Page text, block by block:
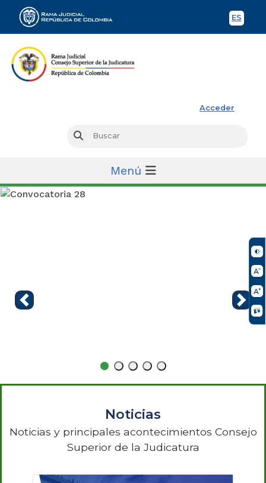
ES
Acceder
Buscar
Menú
Noticias
Noticias y principales acontecimientos Consejo
Superior de la Judicatura